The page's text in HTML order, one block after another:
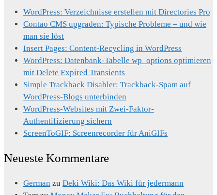
WordPress: Verzeichnisse erstellen mit Directories Pro
Contao CMS upgraden: Typische Probleme – und wie
man sie löst
Insert Pages: Content-Recycling in WordPress
WordPress: Datenbank-Tabelle wp_options optimieren
mit Delete Expired Transients
Simple Trackback Disabler: Trackback-Spam auf
WordPress-Blogs unterbinden
WordPress-Websites mit Zwei-Faktor-
Authentifizierung sichern
ScreenToGIF: Screenrecorder für AniGIFs
Neueste Kommentare
German zu Deki Wiki: Das Wiki für jedermann